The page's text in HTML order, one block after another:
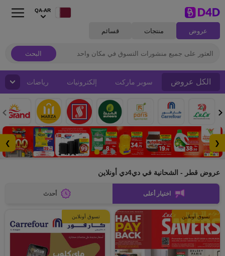
عروض منتجات قسائم
البحث
QA-AR
الكل عروض سوبر ماركت إلكترونيات رياضات
❮
❯
عروض قطر - الشحانية في دي4دي أونلاين
اختيار أعلى أحدث
تسوق أونلاين تسوق أونلاين